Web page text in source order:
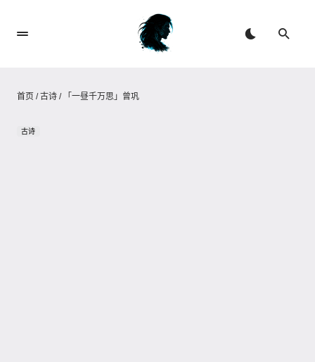
首页 /古诗 / 「一昼千万思」曾巩
古诗